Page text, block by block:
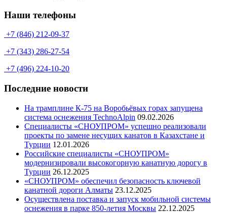
Наши телефоны
+7 (846) 212-09-37
+7 (343) 286-27-54
+7 (496) 224-10-20
Последние новости
На трамплине К-75 на Воробьёвых горах запущена
система оснежения TechnoAlpin 09.02.2026
Специалисты «СНОУПРОМ» успешно реализовали
проекты по замене несущих канатов в Казахстане и
Турции 12.01.2026
Российские специалисты «СНОУПРОМ»
модернизировали высокогорную канатную дорогу в
Турции 26.12.2025
«СНОУПРОМ» обеспечил безопасность ключевой
канатной дороги Алматы 23.12.2025
Осуществлена поставка и запуск мобильной системы
оснежения в парке 850-летия Москвы 22.12.2025